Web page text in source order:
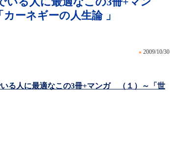
ーネギーの人生論 」
» 2009/10/30
る人に最適なこの3冊+マンガ （１）～「世